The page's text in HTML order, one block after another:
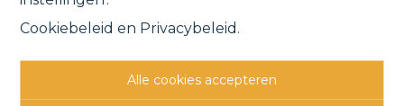
Cookiebeleid en Privacybeleid .
Alle cookies accepteren